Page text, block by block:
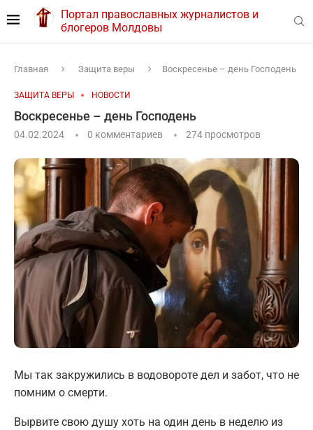
Портал православных журналистов и
блогеров Молдовы
Главная Защита веры Воскресенье – день Господень
ЗАЩИТА ВЕРЫ НОВОСТИ
Воскресенье – день Господень
04.02.2024 0 комментариев 274 просмотров
Мы так закружились в водовороте дел и забот, что не
помним о смерти.
Вырвите свою душу хоть на один день в неделю из